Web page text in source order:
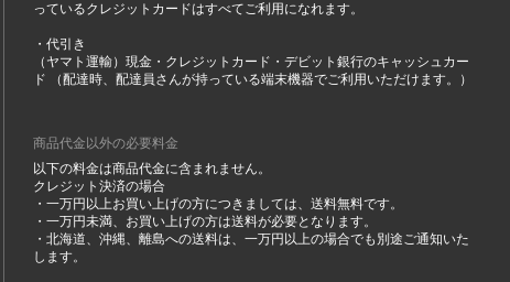
っているクレジットカードはすべてご利用になれます。
・代引き
（ヤマト運輸）現金・クレジットカード・デビット銀行のキャッシュカー
ド （配達時、配達員さんが持っている端末機器でご利用いただけます。）
商品代金以外の必要料金
以下の料金は商品代金に含まれません。
クレジット決済の場合
・一万円以上お買い上げの方につきましては、送料無料です。
・一万円未満、お買い上げの方は送料が必要となります。
・北海道、沖縄、離島への送料は、一万円以上の場合でも別途ご通知いた
します。